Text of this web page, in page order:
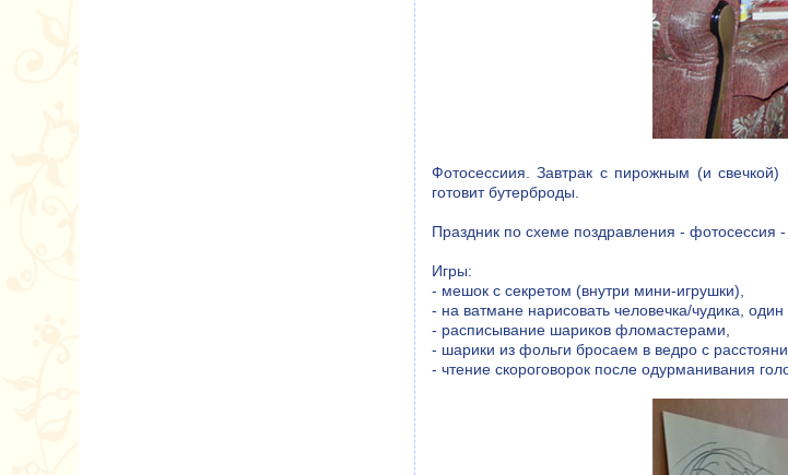
Фотосессиия. Завтрак с пирожным (и
готовит бутерброды.
Праздник по схеме поздравления - фотосессия -
Игры:
- мешок с секретом (внутри мини-игрушки),
- на ватмане нарисовать человечка/чудика, один
- расписывание шариков фломастерами,
- шарики из фольги бросаем в ведро с
- чтение скороговорок после одурманивания